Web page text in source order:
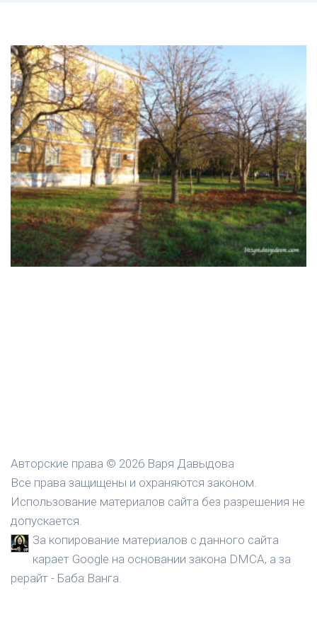
Авторские права © 2026 Варя Давыдова
Все права защищены и охраняются законом.
Использование материалов сайта без разрешения не
допускается.
За копирование материалов с данного сайта
карает Google на основании закона DMCA, а за
рерайт - Баба Ванга.